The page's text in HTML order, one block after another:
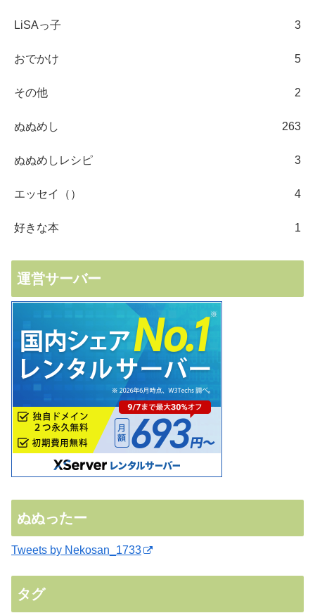
LiSAっ子 3
おでかけ 5
その他 2
ぬぬめし 263
ぬぬめしレシピ 3
エッセイ（） 4
好きな本 1
運営サーバー
ぬぬったー
Tweets by Nekosan_1733
タグ